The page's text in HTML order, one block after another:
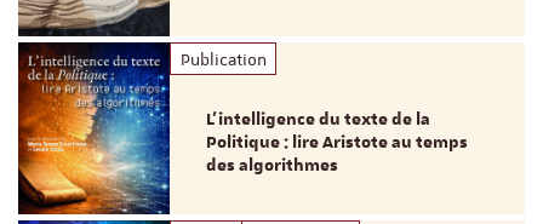
Publication
L’intelligence du texte de la
Politique : lire Aristote au temps
des algorithmes